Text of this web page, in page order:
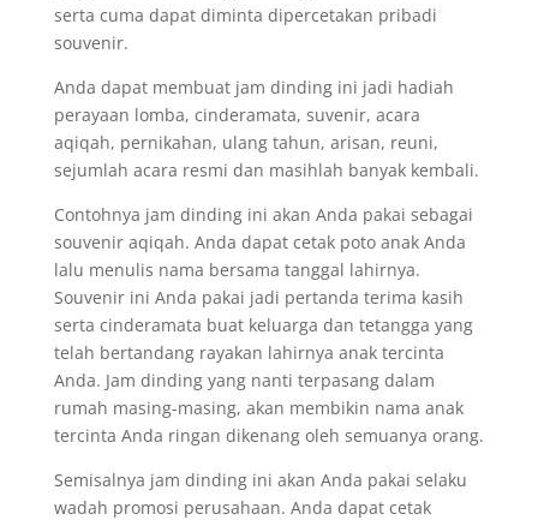
serta cuma dapat diminta dipercetakan pribadi
souvenir.
Anda dapat membuat jam dinding ini jadi hadiah
perayaan lomba, cinderamata, suvenir, acara
aqiqah, pernikahan, ulang tahun, arisan, reuni,
sejumlah acara resmi dan masihlah banyak kembali.
Contohnya jam dinding ini akan Anda pakai sebagai
souvenir aqiqah. Anda dapat cetak poto anak Anda
lalu menulis nama bersama tanggal lahirnya.
Souvenir ini Anda pakai jadi pertanda terima kasih
serta cinderamata buat keluarga dan tetangga yang
telah bertandang rayakan lahirnya anak tercinta
Anda. Jam dinding yang nanti terpasang dalam
rumah masing-masing, akan membikin nama anak
tercinta Anda ringan dikenang oleh semuanya orang.
Semisalnya jam dinding ini akan Anda pakai selaku
wadah promosi perusahaan. Anda dapat cetak